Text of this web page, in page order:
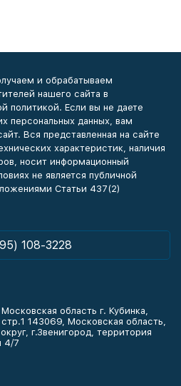
и обрабатываем
нашего сайта в
политикой. Если вы не даете
персональных данных, вам
Вся представленная на сайте
характеристик, наличия
носит информационный
не является публичной
Статьи 437(2)
108-3228
область г. Кубинка,
143069, Московская область,
г.Звенигород, территория
4/7